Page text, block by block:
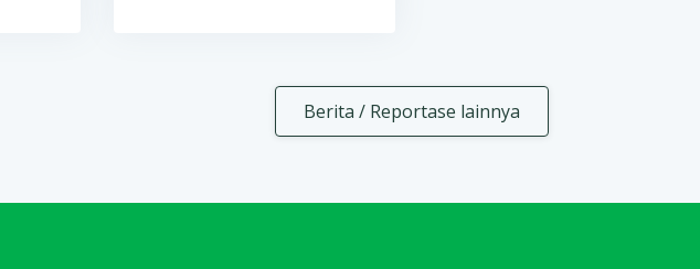
Berita / Reportase lainnya